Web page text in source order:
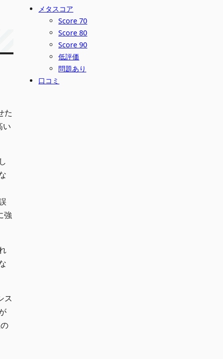
た
い
強
ス
メタスコア
Score 70
Score 80
Score 90
低評価
問題あり
口コミ